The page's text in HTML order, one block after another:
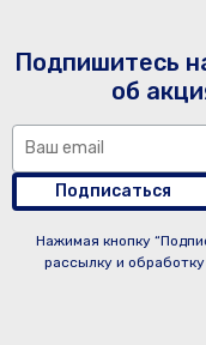
Подпишитесь
об
Подписаться
Нажимая кнопку
рассылку и